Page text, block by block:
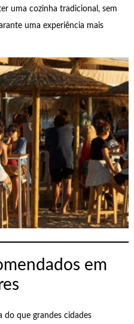
uma cozinha tradicional, sem
uma experiência mais
em
do que grandes cidades